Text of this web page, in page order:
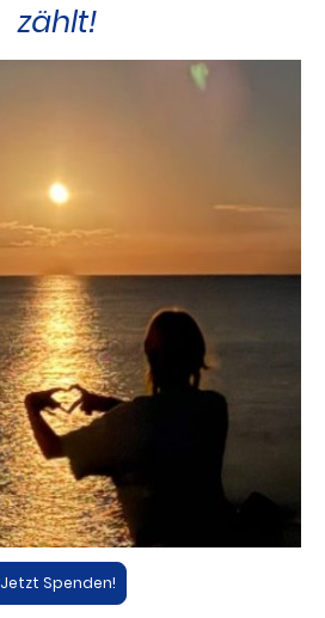
zählt!
Jetzt Spenden!